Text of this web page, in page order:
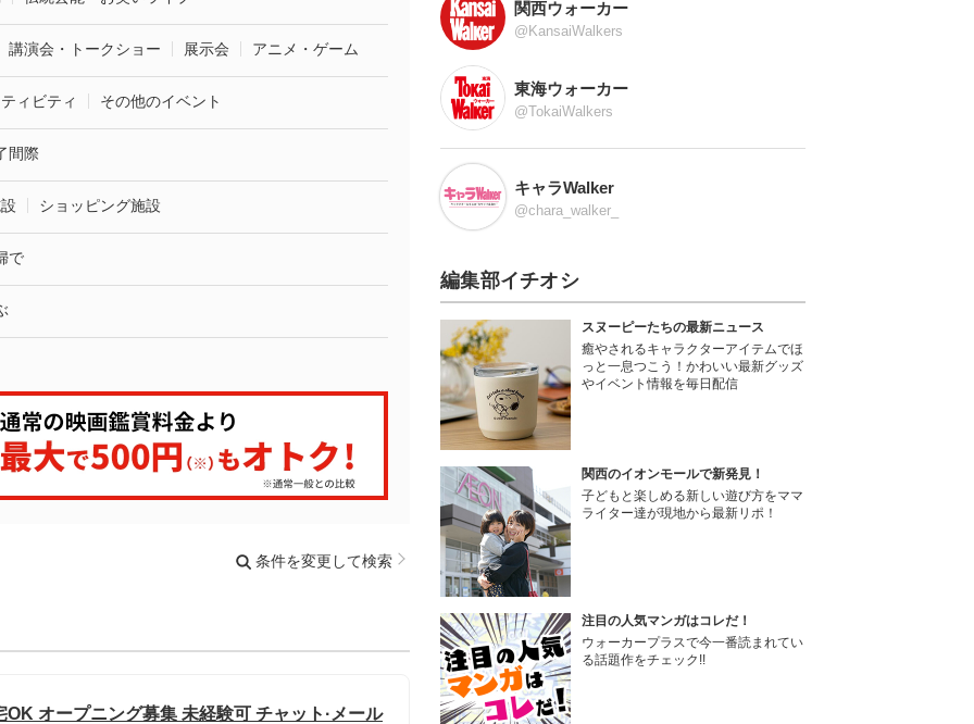
講演会・トークショー 展示会 アニメ・ゲーム
ィビティ その他のイベント
間際
ショッピング施設
で
条件を変更して検索
オープニング募集 未経験可 チャット·メール
関西ウォーカー
@KansaiWalkers
東海ウォーカー
@TokaiWalkers
キャラWalker
@chara_walker_
編集部イチオシ
スヌーピーたちの最新ニュース
癒やされるキャラクターアイテムでほ
っと一息つこう！かわいい最新グッズ
やイベント情報を毎日配信
関西のイオンモールで新発見！
子どもと楽しめる新しい遊び方をママ
ライター達が現地から最新リポ！
注目の人気マンガはコレだ！
ウォーカープラスで今一番読まれてい
る話題作をチェック!!